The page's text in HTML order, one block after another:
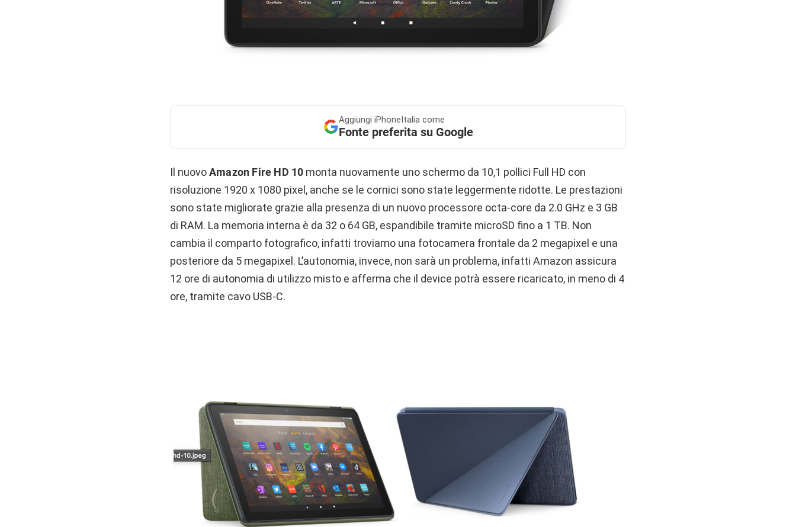
Aggiungi iPhoneItalia come
Fonte preferita su Google
Il nuovoAmazon Fire HD 10 monta nuovamente uno schermo da 10,1 pollici Full HD con
risoluzione 1920 x 1080 pixel, anche se le cornici sono state leggermente ridotte. Le prestazioni
sono state migliorate grazie alla presenza di un nuovo processore octa-core da 2.0 GHz e 3 GB
di RAM. La memoria interna è da 32 o 64 GB, espandibile tramite microSD fino a 1 TB. Non
cambia il comparto fotografico, infatti troviamo una fotocamera frontale da 2 megapixel e una
posteriore da 5 megapixel. L’autonomia, invece, non sarà un problema, infatti Amazon assicura
12 ore di autonomia di utilizzo misto e afferma che il device potrà essere ricaricato, in meno di 4
ore, tramite cavo USB-C.